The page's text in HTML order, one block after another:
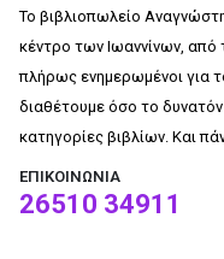
Το βιβλιοπωλείο
κέντρο των Ιωαννίνων,
πλήρως ενημερωμένοι για
διαθέτουμε όσο το
κατηγορίες βιβλίων. Και
ΕΠΙΚΟΙΝΩΝΊΑ
26510 34911